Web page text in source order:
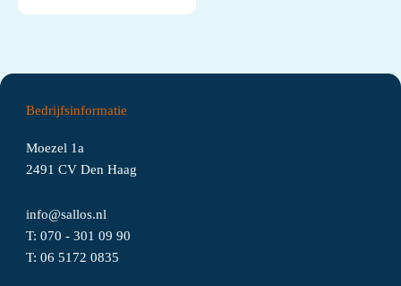
Bedrijfsinformatie
Moezel 1a
2491 CV Den Haag
info@sallos.nl
T:070 - 301 09 90
T:0651720835